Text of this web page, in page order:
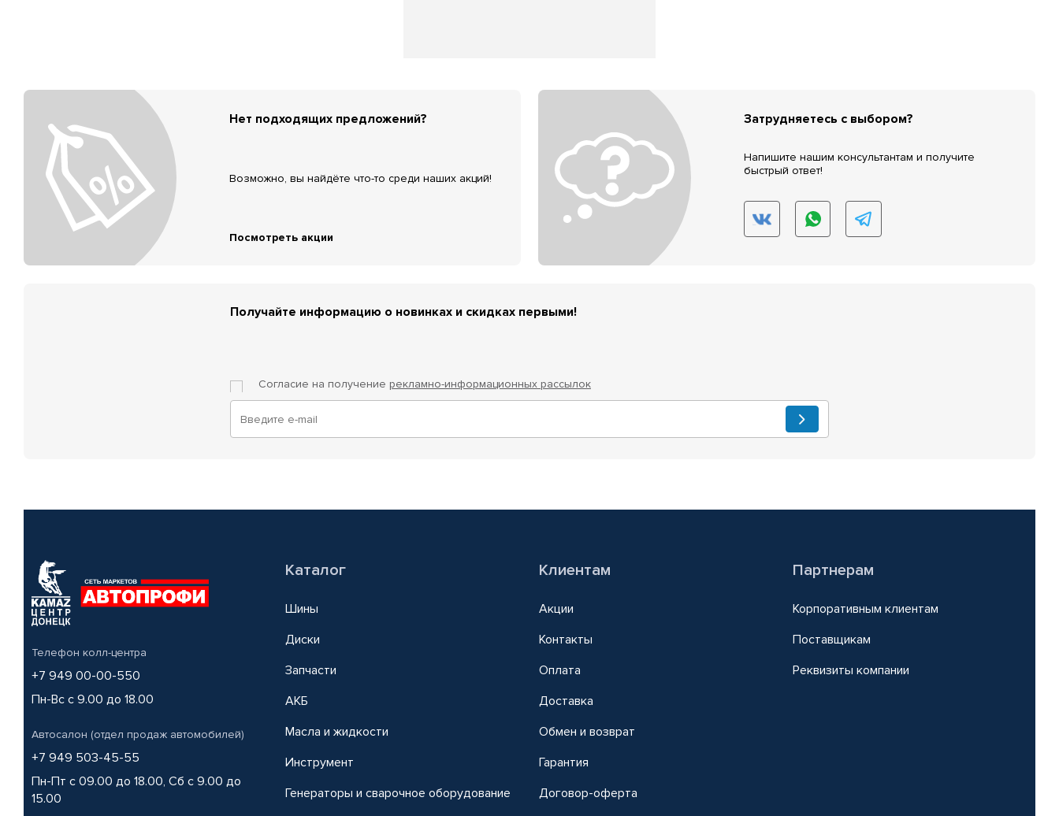
Нет подходящих предложений?
Возможно, вы найдёте что-то среди наших акций!
Посмотреть акции
Затрудняетесь с выбором?
Напишите нашим консультантам и получите
быстрый ответ!
Получайте информацию о новинках и скидках первыми!
Согласие на получение рекламно-информационных рассылок
Телефон колл-центра
+7 949 00-00-550
Пн-Вс с 9.00 до 18.00
Автосалон (отдел продаж автомобилей)
+7 949 503-45-55
Пн-Пт с 09.00 до 18.00, Сб с 9.00 до
15.00
Каталог
Шины
Диски
Запчасти
АКБ
Масла и жидкости
Инструмент
Генераторы и сварочное оборудование
Клиентам
Акции
Контакты
Оплата
Доставка
Обмен и возврат
Гарантия
Договор-оферта
Партнерам
Корпоративным клиентам
Поставщикам
Реквизиты компании